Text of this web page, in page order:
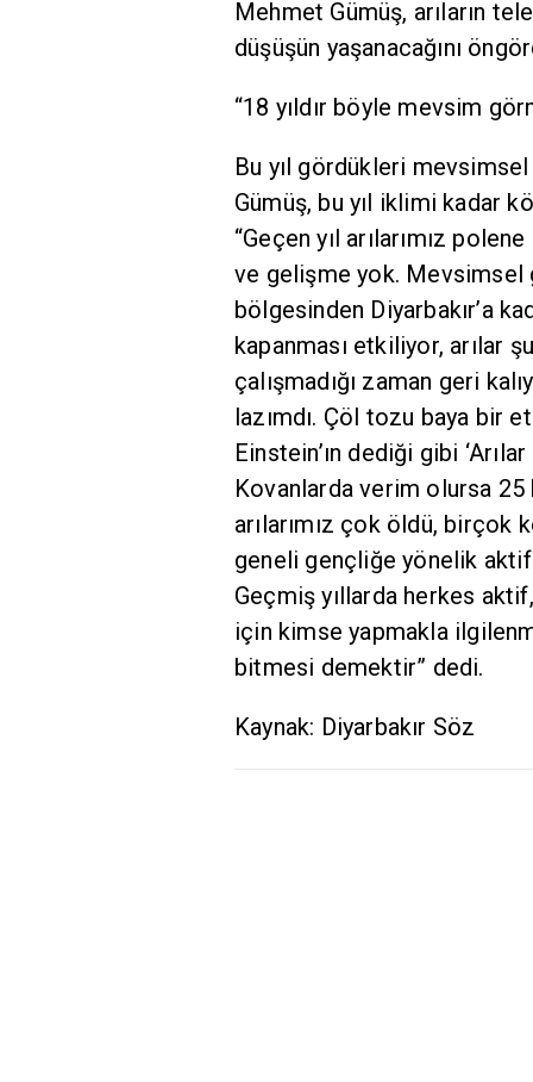
Mehmet Gümüş, arıların
düşüşün yaşanacağını
“18 yıldır böyle mevsim
Bu yıl gördükleri mevsimsel
Gümüş, bu yıl iklimi kadar
“Geçen yıl arılarımız
ve gelişme yok. Mevsimsel
bölgesinden Diyarbakır’a
kapanması etkiliyor, arılar
çalışmadığı zaman geri
lazımdı. Çöl tozu baya bir
Einstein’ın dediği gibi
Kovanlarda verim olursa
arılarımız çok öldü, birçok
geneli gençliğe yönelik
Geçmiş yıllarda herkes
için kimse yapmakla
bitmesi demektir” dedi.
Kaynak: Diyarbakır Söz